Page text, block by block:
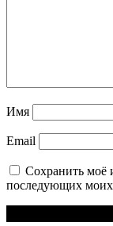
Имя
Email
Сохранить моё
последующих